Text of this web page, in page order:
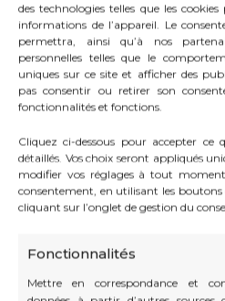
des technologies telles que les
informations de l’appareil. Le
permettra, ainsi qu’à nos
personnelles telles que le
uniques sur ce site et afficher des
pas consentir ou retirer son
fonctionnalités et fonctions.
Cliquez ci-dessous pour accepter ce
détaillés. Vos choix seront appliqués
modifier vos réglages à tout
consentement, en utilisant les boutons
cliquant sur l’onglet de gestion du
Fonctionnalités
Mettre en correspondance et
personnelles conformément à
politique de confidentialité